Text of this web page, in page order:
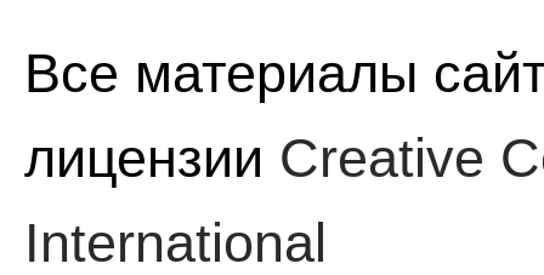
Все материалы
лицензии Creative
International